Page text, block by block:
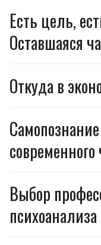
Есть цель,
Оставшаяся
Откуда в
современного
Выбор